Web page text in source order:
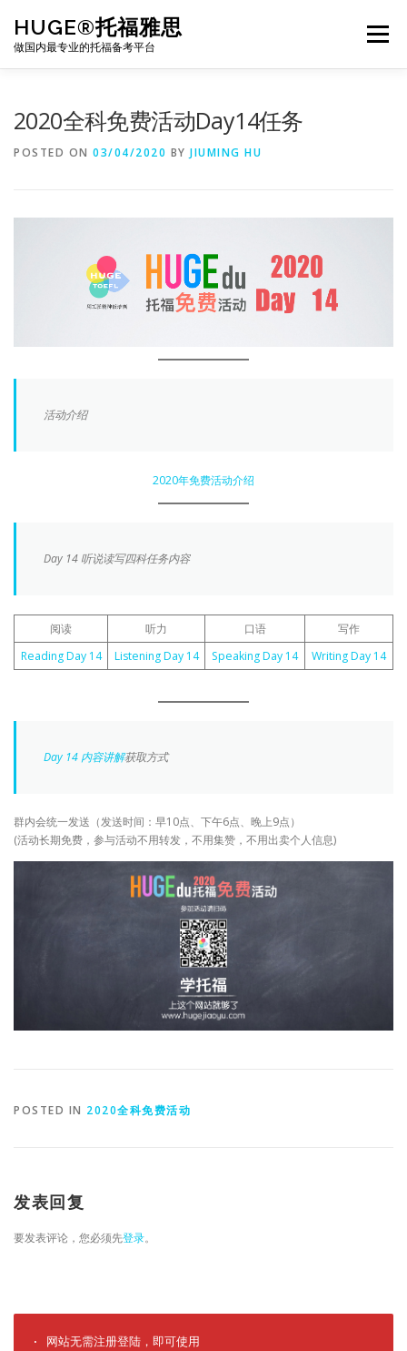
content
HUGE®托福雅思
做国内最专业的托福备考平台
Menu
2020全科免费活动Day14任务
POSTED ON 03/04/2020 BY JIUMING HU
活动介绍
2020年免费活动介绍
Day 14 听说读写四科任务内容
阅读 听力 口语
写作
Reading Day 14
Listening Day 14 Speaking Day 14 Writing Day 14
Day 14 内容讲解获取方式
群内会统一发送（发送时间：早10点、下午6点、晚上9点）
(活动长期免费，参与活动不用转发，不用集赞，不用出卖个人信息)
POSTED IN 2020全科免费活动
发表回复
要发表评论，您必须先登录。
· 网站无需注册登陆，即可使用